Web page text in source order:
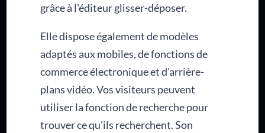
grâce à l'éditeur glisser-déposer.
Elle dispose également de modèles
adaptés aux mobiles, de fonctions de
commerce électronique et d'arrière-
plans vidéo. Vos visiteurs peuvent
utiliser la fonction de recherche pour
trouver ce qu'ils recherchent. Son